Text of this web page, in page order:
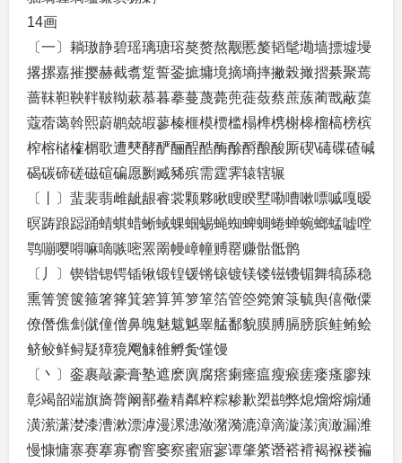
14画
〔一〕耥璈静碧瑶璃瑭瑢獒赘熬觏慝嫠韬髦墈墙摽墟墁
撂摞嘉摧撄赫截翥踅誓銎摭墉境摘墒摔撇榖撖摺綦聚蔫
蔷靺靼鞅靽鞁靿蔌慕暮摹蔓蔑薨蔸蓰蔹蔡蔗蔟蔺戬蔽蕖
蔻蓿蔼斡熙蔚鹕兢嘏蓼榛榧模槚槛榻榫槜榭槔榴槁榜槟
榨榕槠榷榍歌遭僰酵酽酾酲酷酶酴酹酿酸厮碶\碡碟碴碱
碣碳碲磋磁碹碥愿劂臧豨殡需霆霁辕辖辗
〔丨〕蜚裴翡雌龇龈睿裳颗夥瞅瞍睽墅嘞嘈嗽嘌嘁嘎暧
暝踌踉跽踊蜻蜞蜡蜥蜮蜾蝈蜴蝇蜘蜱蜩蜷蝉蜿螂蜢嘘嘡
鹗嘣嘤嘚嘛嘀嗾嘧罴罱幔嶂幢赙罂赚骷骶鹘
〔丿〕锲锴锶锷锸锹锻锽锾锵锿镀镁镂镃镄镅舞犒舔稳
熏箐箦箧箍箸箨箕箬算箅箩箪箔管箜箢箫箓毓舆僖儆僳
僚僭僬劁僦僮僧鼻魄魅魃魆睾艋鄱貌膜膊膈膀膑鲑鲔鲙
鲚鲛鲜鲟疑獐獍飗觫雒孵夤馑馒
〔丶〕銮裹敲豪膏塾遮麽廙腐瘩瘌瘗瘟瘦瘊瘥瘘瘙廖辣
彰竭韶端旗旖膂阚鄯鲞精粼粹粽糁歉槊鹚弊熄熘熔煽熥
潢潆潇漤漆漕漱漂滹漫漯漶潋潴漪漉漳滴漩漾演澉漏潍
慢慷慵寨赛搴寡窬窨窭察蜜寤寥谭肇綮谮褡褙褐褓褛褊